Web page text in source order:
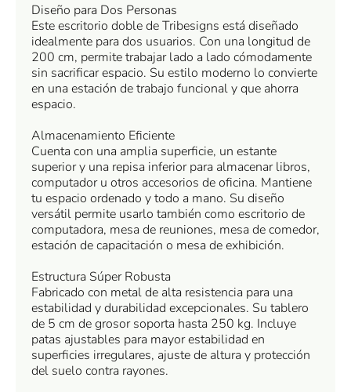
Diseño para Dos Personas
Este escritorio doble de Tribesigns está diseñado
idealmente para dos usuarios. Con una longitud de
200 cm, permite trabajar lado a lado cómodamente
sin sacrificar espacio. Su estilo moderno lo convierte
en una estación de trabajo funcional y que ahorra
espacio.
Almacenamiento Eficiente
Cuenta con una amplia superficie, un estante
superior y una repisa inferior para almacenar libros,
computador u otros accesorios de oficina. Mantiene
tu espacio ordenado y todo a mano. Su diseño
versátil permite usarlo también como escritorio de
computadora, mesa de reuniones, mesa de comedor,
estación de capacitación o mesa de exhibición.
Estructura Súper Robusta
Fabricado con metal de alta resistencia para una
estabilidad y durabilidad excepcionales. Su tablero
de 5 cm de grosor soporta hasta 250 kg. Incluye
patas ajustables para mayor estabilidad en
superficies irregulares, ajuste de altura y protección
del suelo contra rayones.